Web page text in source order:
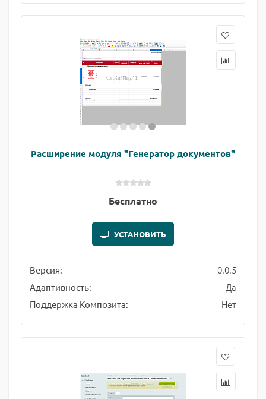
Расширение модуля "Генератор документов"
Бесплатно
УСТАНОВИТЬ
Версия: 0.0.5
Адаптивность: Да
Поддержка Композита: Нет